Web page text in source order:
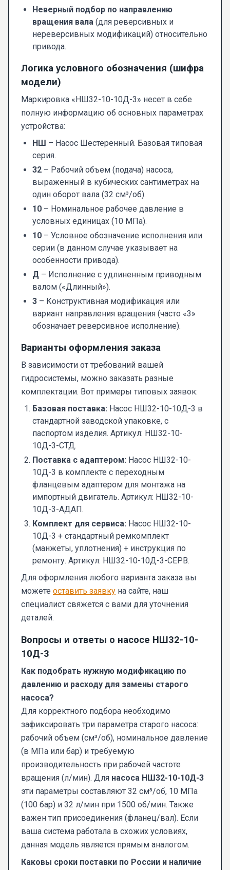
Неверный подбор по направлению
вращения вала (для реверсивных и
нереверсивных модификаций) относительно
привода.
Логика условного обозначения (шифра
модели)
Маркировка «НШ32-10-10Д-3» несет в себе
полную информацию об основных параметрах
устройства:
НШ – Насос Шестеренный. Базовая типовая
серия.
32 – Рабочий объем (подача) насоса,
выраженный в кубических сантиметрах на
один оборот вала (32 см³/об).
10 – Номинальное рабочее давление в
условных единицах (10 МПа).
10 – Условное обозначение исполнения или
серии (в данном случае указывает на
особенности привода).
Д – Исполнение с удлиненным приводным
валом («Длинный»).
3 – Конструктивная модификация или
вариант направления вращения (часто «3»
обозначает реверсивное исполнение).
Варианты оформления заказа
В зависимости от требований вашей
гидросистемы, можно заказать разные
комплектации. Вот примеры типовых заявок:
Базовая поставка: Насос НШ32-10-10Д-3 в
стандартной заводской упаковке, с
паспортом изделия. Артикул: НШ32-10-
10Д-3-СТД.
Поставка с адаптером: Насос НШ32-10-
10Д-3 в комплекте с переходным
фланцевым адаптером для монтажа на
импортный двигатель. Артикул: НШ32-10-
10Д-3-АДАП.
Комплект для сервиса: Насос НШ32-10-
10Д-3 + стандартный ремкомплект
(манжеты, уплотнения) + инструкция по
ремонту. Артикул: НШ32-10-10Д-3-СЕРВ.
Для оформления любого варианта заказа вы
можете оставить заявку на сайте, наш
специалист свяжется с вами для уточнения
деталей.
Вопросы и ответы о насосе НШ32-10-
10Д-3
Как подобрать нужную модификацию по
давлению и расходу для замены старого
насоса?
Для корректного подбора необходимо
зафиксировать три параметра старого насоса:
рабочий объем (см³/об), номинальное давление
(в МПа или бар) и требуемую
производительность при рабочей частоте
вращения (л/мин). Для насоса НШ32-10-10Д-3
эти параметры составляют 32 см³/об, 10 МПа
(100 бар) и 32 л/мин при 1500 об/мин. Также
важен тип присоединения (фланец/вал). Если
ваша система работала в схожих условиях,
данная модель является прямым аналогом.
Каковы сроки поставки по России и наличие